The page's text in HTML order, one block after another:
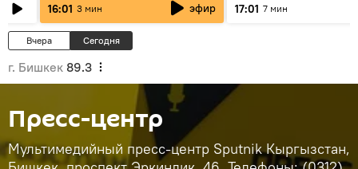
16:01 3 мин эфир 17:01 7 мин
Вчера Сегодня
г. Бишкек 89.3
Пресс-центр
Мультимедийный пресс-центр Sputnik Кыргызстан,